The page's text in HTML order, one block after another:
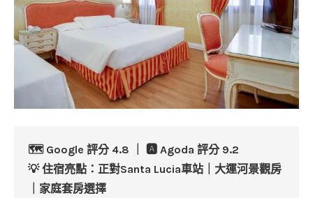
🗺️ Google 評分 4.8 ｜ 🅰️ Agoda 評分 9.2
💡 住宿亮點：正對Santa Lucia車站｜大運河景觀房
｜家庭套房選擇